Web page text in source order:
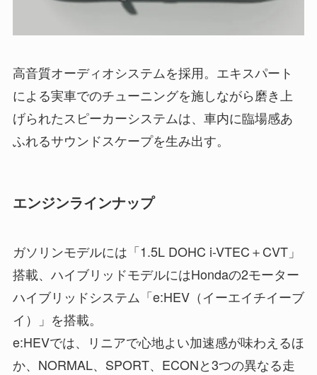
高音質オーディオシステムを採用。エキスパート
による実車でのチューニングを施しながら磨き上
げられたスピーカーシステムは、車内に臨場感あ
ふれるサウンドスケープを生み出す。
エンジンラインナップ
ガソリンモデルには「1.5L DOHC i-VTEC＋CVT」
搭載、ハイブリッドモデルにはHondaの2モーター
ハイブリッドシステム「e:HEV（イーエイチイーブ
イ）」を搭載。
e:HEVでは、リニアで心地よい加速感が味わえるほ
か、NORMAL、SPORT、ECONと3つの異なる走